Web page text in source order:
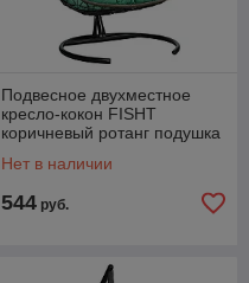
Подвесное двухместное
кресло-кокон FISHT
коричневый ротанг подушка
Нет в наличии
544 руб.